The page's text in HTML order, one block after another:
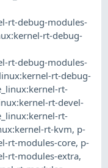
rt-debug-modules-
rt-debug-
rt-debug-modules-
rt-debug-
rt-
rt-devel-
rt-
rt-kvm, p-
rt-modules-core, p-
rt-modules-extra,